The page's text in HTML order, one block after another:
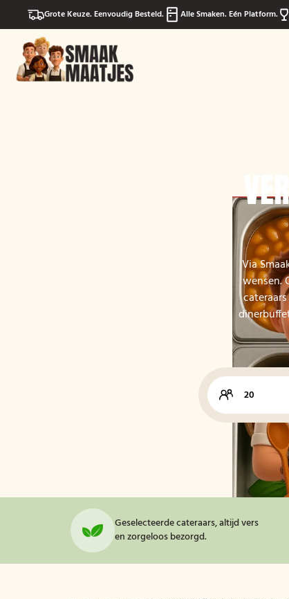
Grote Keuze. Eenvoudig Besteld. Alle Smaken. Eén Platform.
Via
wensen.
Geselecteerde cateraars, altijd vers
en zorgeloos bezorgd.